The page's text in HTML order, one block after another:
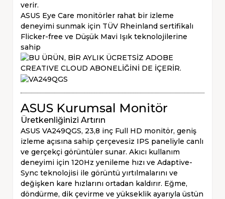
verir.
ASUS Eye Care monitörler rahat bir izleme
deneyimi sunmak için TÜV Rheinland sertifikalı
Flicker-free ve Düşük Mavi Işık teknolojilerine
sahip
ASUS Kurumsal Monitör
Üretkenliğinizi Artırın
ASUS VA249QGS, 23,8 inç Full HD monitör, geniş
izleme açısına sahip çerçevesiz IPS paneliyle canlı
ve gerçekçi görüntüler sunar. Akıcı kullanım
deneyimi için 120Hz yenileme hızı ve Adaptive-
Sync teknolojisi ile görüntü yırtılmalarını ve
değişken kare hızlarını ortadan kaldırır. Eğme,
döndürme, dik çevirme ve yükseklik ayarıyla üstün